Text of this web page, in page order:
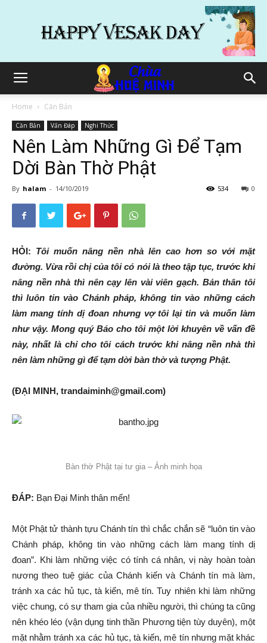
Home Căn Bản
Căn Bản Vấn Đáp Nghi Thức
Nên Làm Những Gì Để Tạm
Dời Bàn Thờ Phật
By halam - 14/10/2019 0
534
HỎI: Tôi muốn nâng nền nhà lên cao hơn so với mặt
đường. Vừa rồi chị của tôi có nói là theo tập tục, trước khi
nâng nền nhà thì nên cạy lên vài viên gạch. Bản thân tôi
thì luôn tin vào Chánh pháp, không tin vào những cách
làm mang tính dị đoan nhưng vợ tôi lại tin và muốn làm
như vậy. Mong quý Báo cho tôi một lời khuyên về vấn đề
này, nhất là chỉ cho tôi cách trước khi nâng nền nhà thì
nên làm những gì để tạm dời bàn thờ và tượng Phật.
(ĐẠI MINH, trandaiminh@gmail.com)
Bàn thờ Phật tại tư gia – Ảnh minh họa
ĐÁP: Bạn Đại Minh thân mến!
Một Phật tử thành tựu Chánh tín thì chắc chắn sẽ “luôn tin vào
Chánh pháp, không tin vào những cách làm mang tính dị
đoan”. Khi làm những việc có tính cá nhân, vị này hoàn toàn
nương theo tuệ giác của Chánh kiến và Chánh tín mà làm,
tránh xa các hủ tục, tà kiến, mê tín. Tuy nhiên khi làm những
việc chung, có sự tham gia của nhiều người, thì chúng ta cũng
nên khéo léo (vận dụng tinh thần Phương tiện tùy duyên), một
mặt nhằm tránh xa các hủ tục, tà kiến, mê tín nhưng mặt khác